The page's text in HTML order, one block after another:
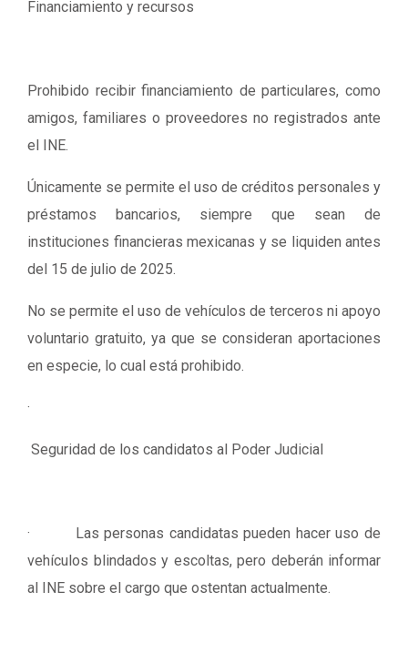
Financiamiento y recursos
Prohibido recibir financiamiento de particulares, como
amigos, familiares o proveedores no registrados ante
el INE.
Únicamente se permite el uso de créditos personales y
préstamos bancarios, siempre que sean de
instituciones financieras mexicanas y se liquiden antes
del 15 de julio de 2025.
No se permite el uso de vehículos de terceros ni apoyo
voluntario gratuito, ya que se consideran aportaciones
en especie, lo cual está prohibido.
·
Seguridad de los candidatos al Poder Judicial
· Las personas candidatas pueden hacer uso de
vehículos blindados y escoltas, pero deberán informar
al INE sobre el cargo que ostentan actualmente.